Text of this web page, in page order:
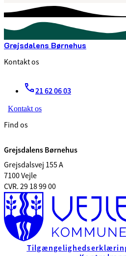
Grejsdalens Børnehus
Kontakt os
21 62 06 03
Kontakt os
Find os
Grejsdalens Børnehus
Grejsdalsvej 155 A
7100 Vejle
CVR. 29 18 99 00